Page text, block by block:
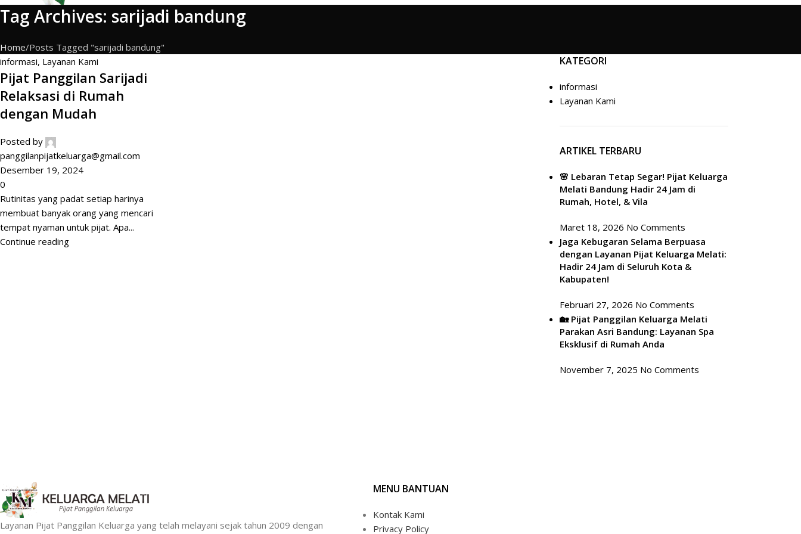
Tag Archives: sarijadi bandung
Home Posts Tagged "sarijadi bandung"
informasi, Layanan Kami
Pijat Panggilan Sarijadi
Relaksasi di Rumah
dengan Mudah
Posted by
panggilanpijatkeluarga@gmail.com
Desember 19, 2024
0
Rutinitas yang padat setiap harinya
membuat banyak orang yang mencari
tempat nyaman untuk pijat. Apa...
Continue reading
KATEGORI
informasi
Layanan Kami
ARTIKEL TERBARU
🌸 Lebaran Tetap Segar! Pijat Keluarga
Melati Bandung Hadir 24 Jam di
Rumah, Hotel, & Vila
Maret 18, 2026 No Comments
Jaga Kebugaran Selama Berpuasa
dengan Layanan Pijat Keluarga Melati:
Hadir 24 Jam di Seluruh Kota &
Kabupaten!
Februari 27, 2026 No Comments
🏡 Pijat Panggilan Keluarga Melati
Parakan Asri Bandung: Layanan Spa
Eksklusif di Rumah Anda
November 7, 2025 No Comments
Layanan Pijat Panggilan Keluarga yang telah melayani sejak tahun 2009 dengan
MENU BANTUAN
Kontak Kami
Privacy Policy